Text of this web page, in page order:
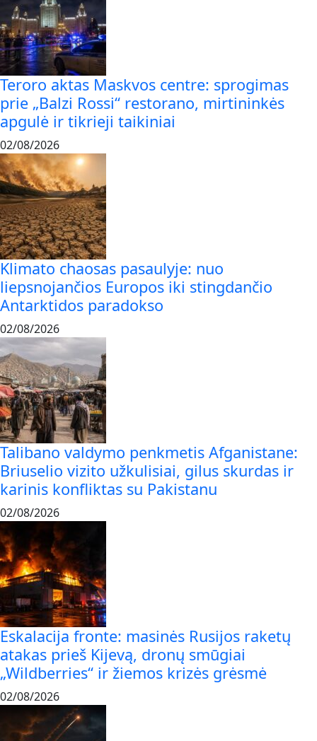
Teroro aktas Maskvos centre: sprogimas
prie „Balzi Rossi“ restorano, mirtininkės
apgulė ir tikrieji taikiniai
02/08/2026
Klimato chaosas pasaulyje: nuo
liepsnojančios Europos iki stingdančio
Antarktidos paradokso
02/08/2026
Talibano valdymo penkmetis Afganistane:
Briuselio vizito užkulisiai, gilus skurdas ir
karinis konfliktas su Pakistanu
02/08/2026
Eskalacija fronte: masinės Rusijos raketų
atakas prieš Kijevą, dronų smūgiai
„Wildberries“ ir žiemos krizės grėsmė
02/08/2026